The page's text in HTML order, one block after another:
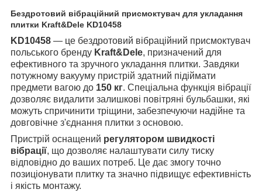
Бездротовий вібраційний присмоктувач для укладання
плитки Kraft&Dele KD10458
KD10458 — це бездротовий вібраційний присмоктувач
польського бренду Kraft&Dele, призначений для
ефективного та зручного укладання плитки. Завдяки
потужному вакууму пристрій здатний підіймати
предмети вагою до 150 кг. Спеціальна функція вібрації
дозволяє видалити залишкові повітряні бульбашки, які
можуть спричинити тріщини, забезпечуючи надійне та
довговічне з'єднання плитки з основою.
Пристрій оснащений регулятором швидкості
вібрації, що дозволяє налаштувати силу тиску
відповідно до ваших потреб. Це дає змогу точно
позиціонувати плитку та значно підвищує ефективність
і якість монтажу.